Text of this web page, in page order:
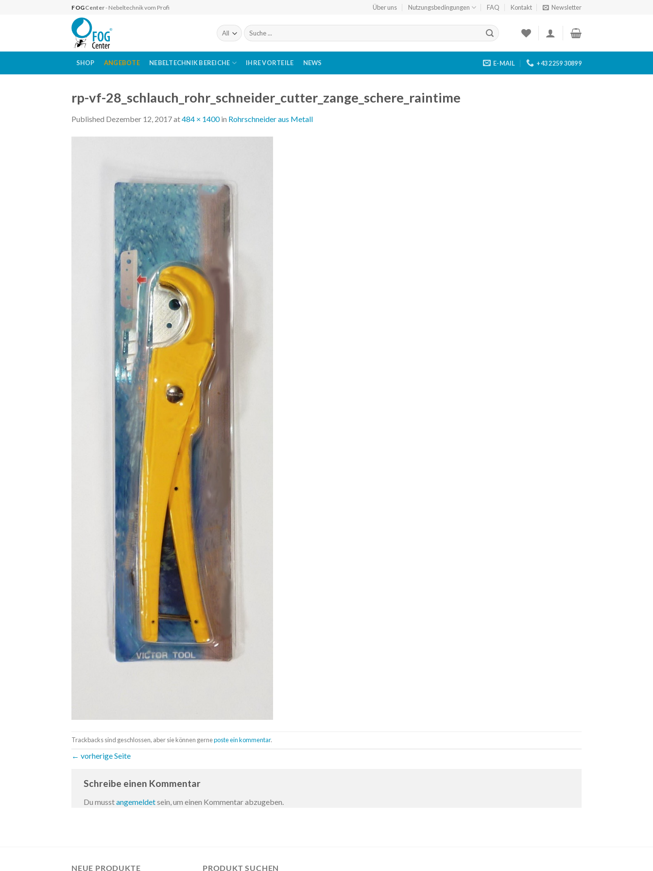
FOGCenter- Nebeltechnik vom Profi Über uns Nutzungsbedingungen FAQ Kontakt Newsletter
Suchen
nach:
SHOP ANGEBOTE NEBELTECHNIK BEREICHE IHRE VORTEILE NEWS E-MAIL +43 2259 30899
rp-vf-28_schlauch_rohr_schneider_cutter_zange_schere_raintime
Published Dezember 12, 2017at484 × 1400in Rohrschneider aus Metall
Trackbacks sind geschlossen, aber sie können gerneposte ein kommentar.
← vorherige Seite
Schreibe einen Kommentar
Du musstangemeldetsein, um einen Kommentar abzugeben.
NEUE PRODUKTE PRODUKT SUCHEN